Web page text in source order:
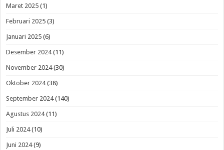
Maret 2025 (1)
Februari 2025 (3)
Januari 2025 (6)
Desember 2024(11)
November 2024(30)
Oktober 2024(38)
September 2024(140)
Agustus 2024(11)
Juli 2024(10)
Juni 2024(9)